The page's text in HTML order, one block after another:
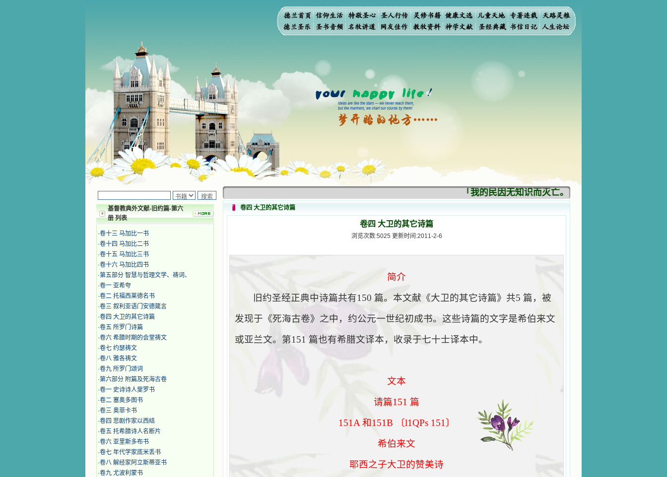
基督教典外文献-旧约篇-第六
册 列表
·卷十三 马加比一书
·卷十四 马加比二书
·卷十五 马加比三书
·卷十六 马加比四书
·第五部分 智慧与哲理文学、祷词、
·卷一 亚希夸
·卷二 托福西莱德名书
·卷三 叙利亚语门安德箴言
·卷四 大卫的其它诗篇
·卷五 所罗门诗篇
·卷六 希腊时期的会堂祷文
·卷七 约瑟祷文
·卷八 雅各祷文
·卷九 所罗门颂词
·第六部分 附篇及死海古卷
·卷一 史诗诗人斐罗书
·卷二 塞奥多图书
·卷三 奥菲卡书
·卷四 悲剧作家以西结
·卷五 托希腊诗人名断片
·卷六 亚里斯多布书
·卷七 年代学家底米丢书
·卷八 解经家阿立斯蒂亚书
·卷九 尤波利蒙书
「我的民因无知识而灭亡。你弃掉知识，我也必弃掉你
卷四 大卫的其它诗篇
卷四 大卫的其它诗篇
浏览次数:5025 更新时间:2011-2-6
简介
旧约圣经正典中诗篇共有150篇。本文献《大卫的其它诗篇》共5篇，被
发现于《死海古卷》之中，约公元一世纪初成书。这些诗篇的文字是希伯来文
或亚兰文。第151 篇也有希腊文译本，收录于七十士译本中。
文本
请篇151 篇
151A 和151B 〔l1QPs 151 〕
希伯来文
耶西之子大卫的赞美诗